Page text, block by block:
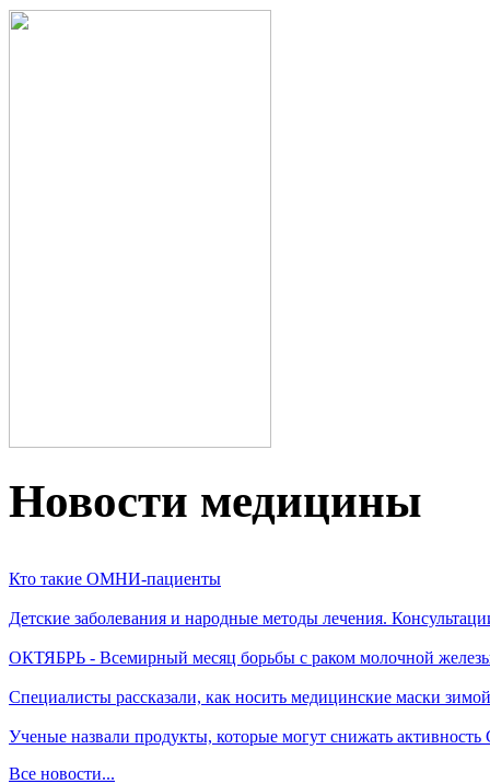
Новости медицины
Кто такие ОМНИ-пациенты
Детские заболевания и народные методы лечения.
ОКТЯБРЬ - Всемирный месяц борьбы с раком молочной
Специалисты рассказали, как носить медицинские маски зимой
Ученые назвали продукты, которые могут снижать
Все новости...